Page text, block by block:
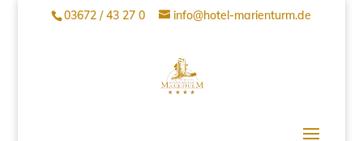
03672 / 43 27 0 info@hotel-marienturm.de